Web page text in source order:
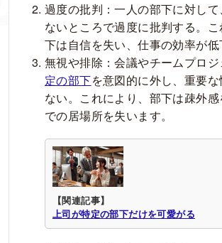
過度の批判：一人の部下に対し
ないところで過度に批判する。
下は自信を失い、仕事の効率が低
無視や排除：会議やチームプロ
定の部下を意図的に外し、重要
ない。これにより、部下は疎外
での居場所を失います。
【関連記事】
上司が特定の部下だけを可愛がる